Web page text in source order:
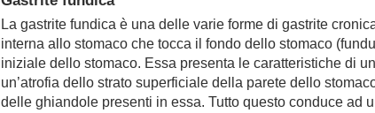
La gastrite fundica è una delle varie forme di gastrite
interna allo stomaco che tocca il fondo dello stomaco
iniziale dello stomaco. Essa presenta le caratteristiche di
un’atrofia dello strato superficiale della parete dello
delle ghiandole presenti in essa. Tutto questo conduce ad